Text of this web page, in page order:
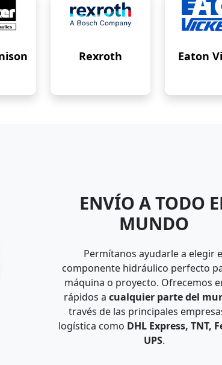
Rexroth Eaton
ENVÍO A TODO
MUNDO
Permítanos ayudarle a elegir
componente hidráulico perfecto
máquina o proyecto. Ofrecemos
rápidos a cualquier parte del
través de las principales
logística como DHL Express, TNT,
UPS.